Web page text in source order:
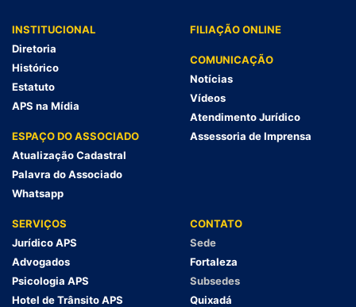
INSTITUCIONAL
Diretoria
Histórico
Estatuto
APS na Mídia
ESPAÇO DO ASSOCIADO
Atualização Cadastral
Palavra do Associado
Whatsapp
FILIAÇÃO ONLINE
COMUNICAÇÃO
Notícias
Vídeos
Atendimento Jurídico
Assessoria de Imprensa
SERVIÇOS
Jurídico APS
Advogados
Psicologia APS
Hotel de Trânsito APS
CONTATO
Sede
Fortaleza
Subsedes
Quixadá